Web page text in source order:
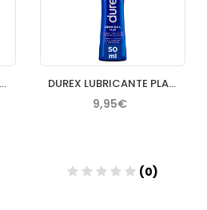
DUREX LUBRICANTE PLAY MASSAGE 2EN1 ALOE 200 ML DUREX LUBRICANTE PLAY ORIGINAL 50 ML
9,95€
(0)